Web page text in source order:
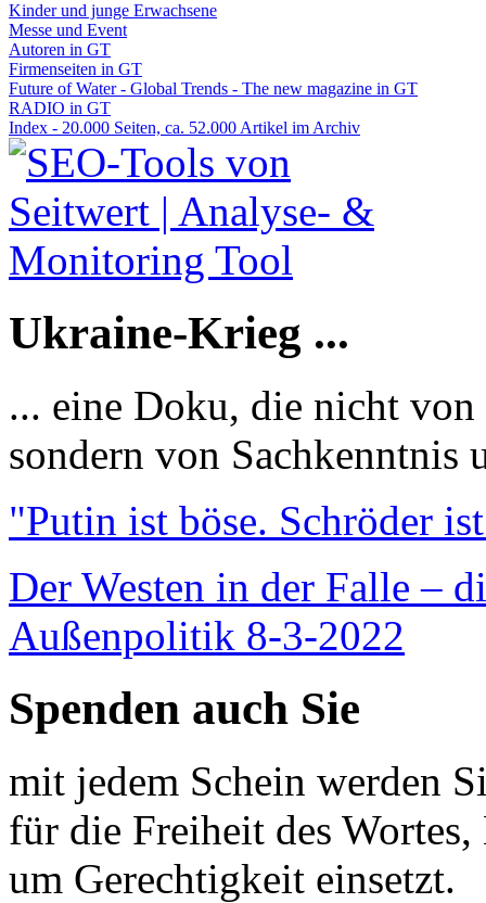
Kinder und junge Erwachsene
Messe und Event
Autoren in GT
Firmenseiten in GT
Future of Water - Global Trends - The new magazine in GT
RADIO in GT
Index - 20.000 Seiten, ca. 52.000 Artikel im Archiv
Ukraine-Krieg ...
... eine Doku, die nicht
sondern von Sachkenntnis
"Putin ist böse. Schröder
Der Westen in der Falle –
Außenpolitik 8-3-2022
Spenden auch Sie
mit jedem Schein werden
für die Freiheit des
um Gerechtigkeit einsetzt.